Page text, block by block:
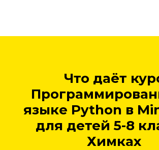
Что даёт
языке Python в
для детей 5-8
Химках